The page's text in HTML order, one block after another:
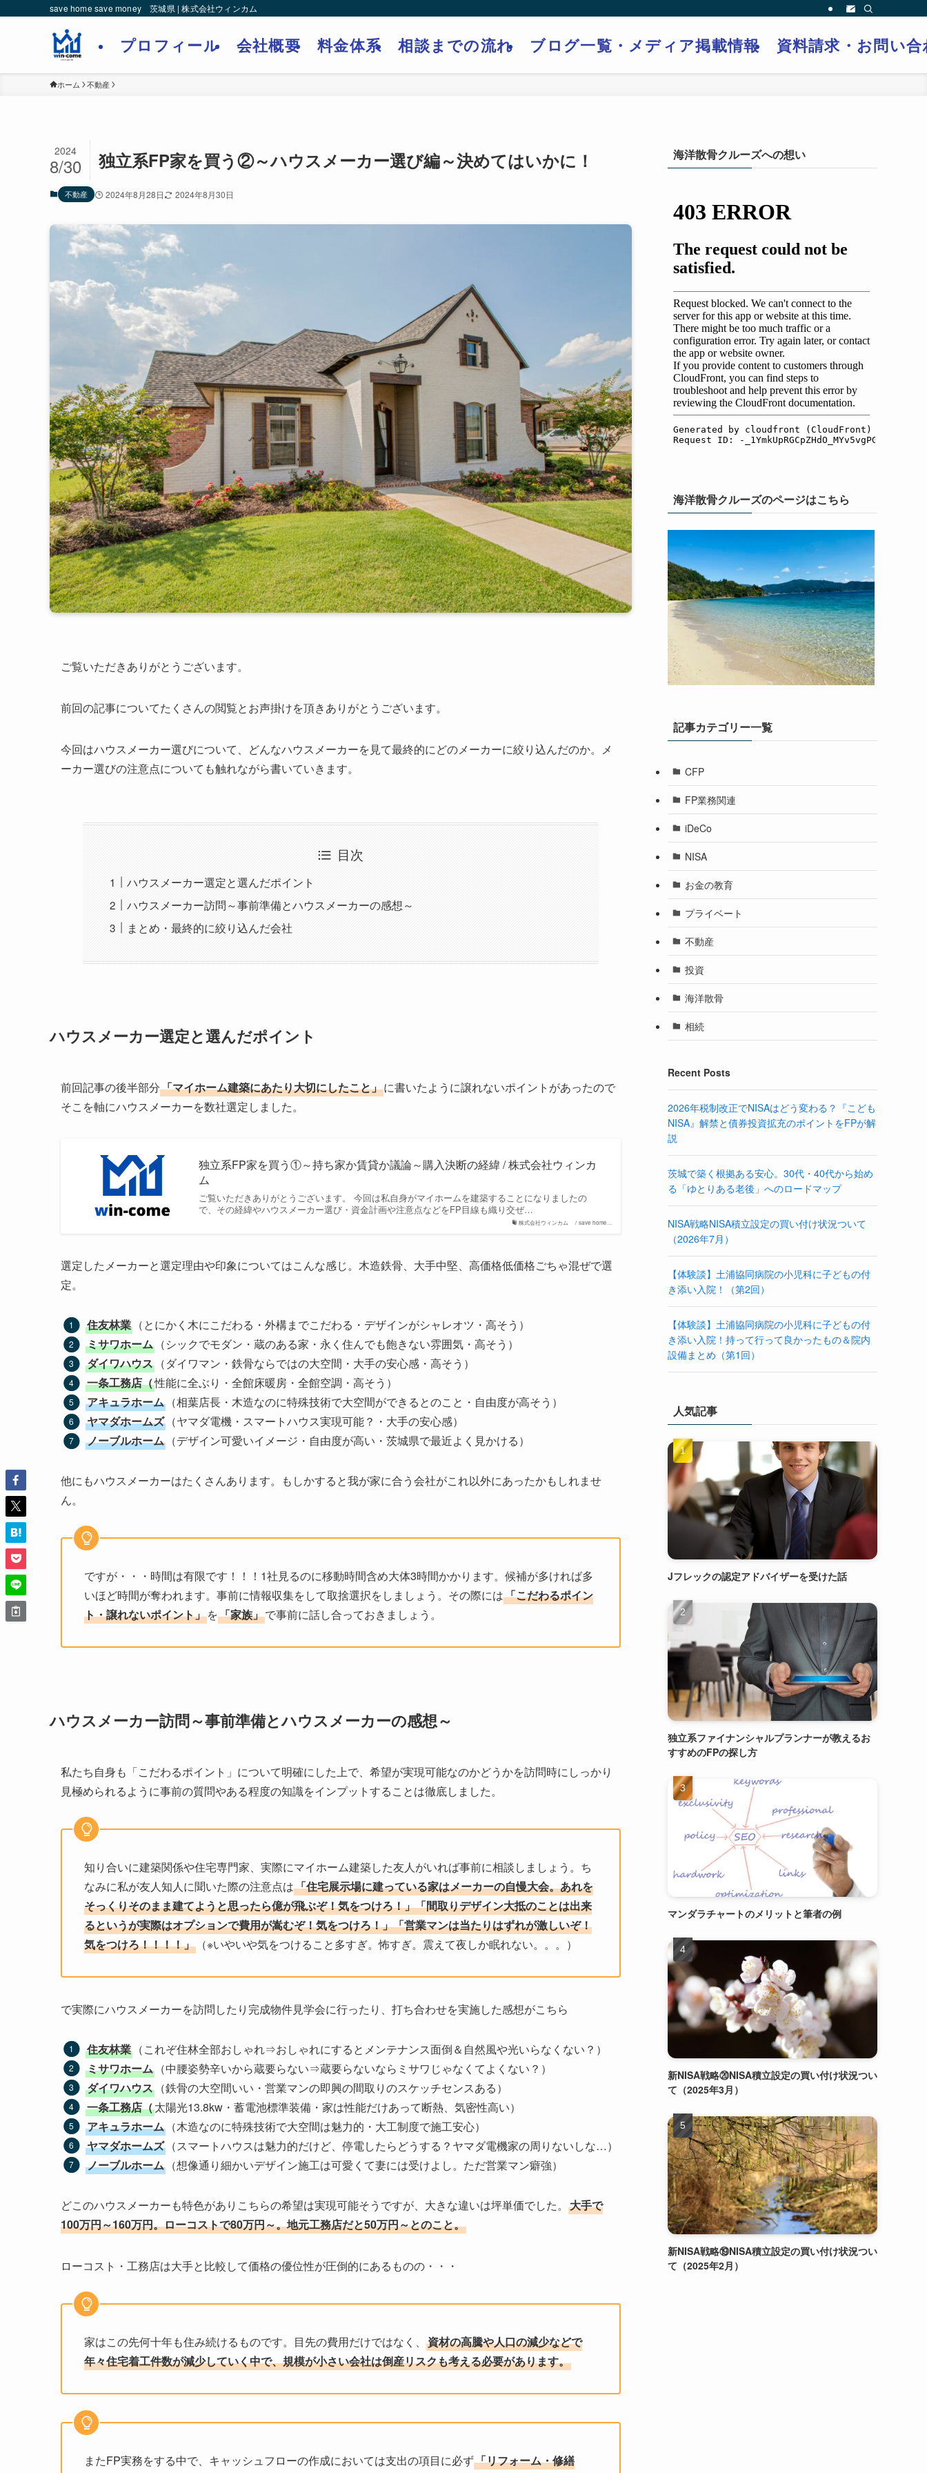
save home save money 茨城県 | 株式会社ウィンカム
プロフィール 会社概要 料金体系 相談までの流れ ブログ一覧・メディア掲載情報 資料請求・お問い
ホーム 不動産
独立系FP家を買う②～ハウスメーカー選び編～決めてはいかに！
2024
8/30
不動産 2024年8月28日 2024年8月30日
ご覧いただきありがとうございます。
前回の記事についてたくさんの閲覧とお声掛けを頂きありがとうございます。
今回はハウスメーカー選びについて、どんなハウスメーカーを見て最終的にどのメーカーに絞り込んだのか。メ
ーカー選びの注意点についても触れながら書いていきます。
目次
ハウスメーカー選定と選んだポイント
ハウスメーカー訪問～事前準備とハウスメーカーの感想～
まとめ・最終的に絞り込んだ会社
ハウスメーカー選定と選んだポイント
前回記事の後半部分「マイホーム建築にあたり大切にしたこと」に書いたように譲れないポイントがあったので
そこを軸にハウスメーカーを数社選定しました。
株式会社ウィンカム / save home…
独立系FP家を買う①～持ち家か賃貸か議論～購入決断の経緯 / 株式会社ウィンカ
ム
ご覧いただきありがとうございます。 今回は私自身がマイホームを建築することになりましたの
で、その経緯やハウスメーカー選び・資金計画や注意点などをFP目線も織り交ぜ…
選定したメーカーと選定理由や印象についてはこんな感じ。木造鉄骨、大手中堅、高価格低価格ごちゃ混ぜで選
定。
住友林業 （とにかく木にこだわる・外構までこだわる・デザインがシャレオツ・高そう）
ミサワホーム （シックでモダン・蔵のある家・永く住んでも飽きない雰囲気・高そう）
ダイワハウス （ダイワマン・鉄骨ならではの大空間・大手の安心感・高そう）
一条工務店（性能に全ぶり・全館床暖房・全館空調・高そう）
アキュラホーム （相葉店長・木造なのに特殊技術で大空間ができるとのこと・自由度が高そう）
ヤマダホームズ （ヤマダ電機・スマートハウス実現可能？・大手の安心感）
ノーブルホーム （デザイン可愛いイメージ・自由度が高い・茨城県で最近よく見かける）
他にもハウスメーカーはたくさんあります。もしかすると我が家に合う会社がこれ以外にあったかもしれませ
ん。
ですが・・・時間は有限です！！！1社見るのに移動時間含め大体3時間かかります。候補が多ければ多
いほど時間が奪われます。事前に情報収集をして取捨選択をしましょう。その際には「こだわるポイン
ト・譲れないポイント」を「家族」で事前に話し合っておきましょう。
ハウスメーカー訪問～事前準備とハウスメーカーの感想～
私たち自身も「こだわるポイント」について明確にした上で、希望が実現可能なのかどうかを訪問時にしっかり
見極められるように事前の質問やある程度の知識をインプットすることは徹底しました。
知り合いに建築関係や住宅専門家、実際にマイホーム建築した友人がいれば事前に相談しましょう。ち
なみに私が友人知人に聞いた際の注意点は「住宅展示場に建っている家はメーカーの自慢大会。あれを
そっくりそのまま建てようと思ったら億が飛ぶぞ！気をつけろ！」「間取りデザイン大抵のことは出来
るというが実際はオプションで費用が嵩むぞ！気をつけろ！」「営業マンは当たりはずれが激しいぞ！
気をつけろ！！！！」 （※いやいや気をつけること多すぎ。怖すぎ。震えて夜しか眠れない。。。）
で実際にハウスメーカーを訪問したり完成物件見学会に行ったり、打ち合わせを実施した感想がこちら
住友林業 （これぞ住林全部おしゃれ⇒おしゃれにするとメンテナンス面倒＆自然風や光いらなくない？）
ミサワホーム （中腰姿勢辛いから蔵要らない⇒蔵要らないならミサワじゃなくてよくない？）
ダイワハウス （鉄骨の大空間いい・営業マンの即興の間取りのスケッチセンスある）
一条工務店（太陽光13.8kw・蓄電池標準装備・家は性能だけあって断熱、気密性高い）
アキュラホーム （木造なのに特殊技術で大空間は魅力的・大工制度で施工安心）
ヤマダホームズ （スマートハウスは魅力的だけど、停電したらどうする？ヤマダ電機家の周りないしな…）
ノーブルホーム （想像通り細かいデザイン施工は可愛くて妻には受けよし。ただ営業マン癖強）
どこのハウスメーカーも特色がありこちらの希望は実現可能そうですが、大きな違いは坪単価でした。 大手で
100万円～160万円。ローコストで80万円～。地元工務店だと50万円～とのこと。
ローコスト・工務店は大手と比較して価格の優位性が圧倒的にあるものの・・・
家はこの先何十年も住み続けるものです。目先の費用だけではなく、 資材の高騰や人口の減少などで
年々住宅着工件数が減少していく中で、規模が小さい会社は倒産リスクも考える必要があります。
またFP実務をする中で、キャッシュフローの作成においては支出の項目に必ず「リフォーム・修繕
海洋散骨クルーズへの想い
海洋散骨クルーズのページはこちら
記事カテゴリー一覧
CFP
FP業務関連
iDeCo
NISA
お金の教育
プライベート
不動産
投資
海洋散骨
相続
Recent Posts
2026年税制改正でNISAはどう変わる？『こども
NISA』解禁と債券投資拡充のポイントをFPが解
説
茨城で築く根拠ある安心。30代・40代から始め
る「ゆとりある老後」へのロードマップ
NISA戦略NISA積立設定の買い付け状況ついて
（2026年7月）
【体験談】土浦協同病院の小児科に子どもの付
き添い入院！（第2回）
【体験談】土浦協同病院の小児科に子どもの付
き添い入院！持って行って良かったもの＆院内
設備まとめ（第1回）
人気記事
Jフレックの認定アドバイザーを受けた話
独立系ファイナンシャルプランナーが教えるお
すすめのFPの探し方
マンダラチャートのメリットと筆者の例
新NISA戦略⑳NISA積立設定の買い付け状況つい
て（2025年3月）
新NISA戦略⑲NISA積立設定の買い付け状況つい
て（2025年2月）